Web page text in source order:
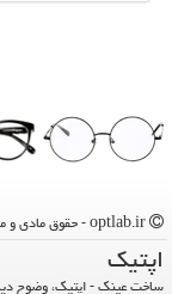
اپتیك
ساخت عینک - اپتیک، وضوح